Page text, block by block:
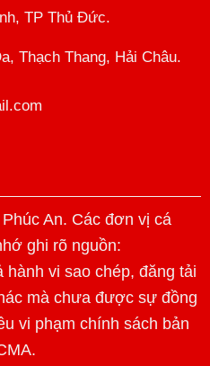
TP Thủ Đức.
Thạch Thang, Hải Châu.
An. Các đơn vị cá
ghi rõ nguồn:
hành vi sao chép, đăng tải
mà chưa được sự đồng
vi phạm chính sách bản